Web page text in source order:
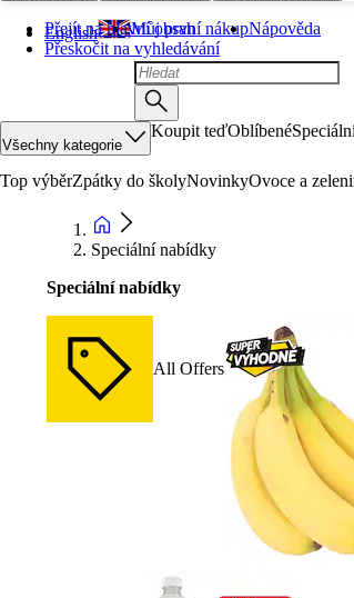
Přejít na hlavní obsah
Přeskočit na vyhledávání
English Můj první nákupNápověda
Všechny kategorie
Koupit teďOblíbené
Top výběrZpátky do školyNovinkyOvoce a
Speciální nabídky
Speciální nabídky
All Offers